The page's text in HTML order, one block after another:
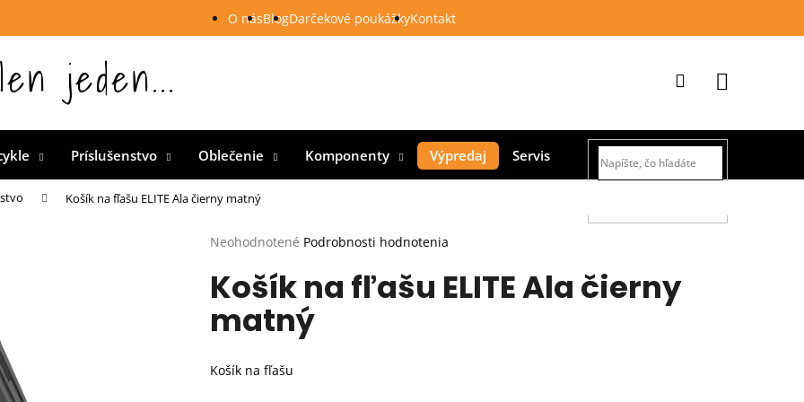
O násBlogDarčekové poukážkyKontakt
jeden...
Príslušenstvo Oblečenie Komponenty Výpredaj Servis
Prihlásenie
košík
Košík na fľašu ELITE Ala čierny matný
Priemerné
produktu
je
Neohodnotené Podrobnosti hodnotenia
Košík na fľašu ELITE Ala čierny
matný
Košík na fľašu